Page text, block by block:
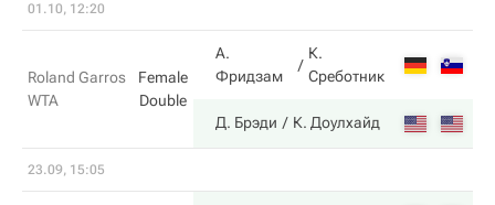
01.10, 12:20
Roland Garros
WTA
Female
Double
А.
Фридзам
К.
Среботник
Д. Брэди К. Доулхайд
23.09, 15:05